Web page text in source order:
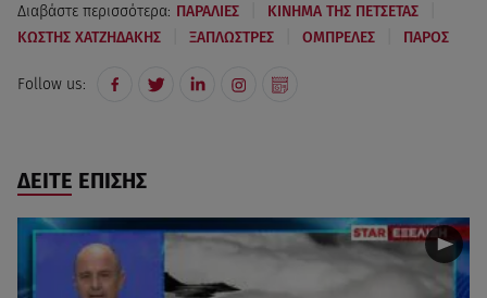
Διαβάστε περισσότερα: ΠΑΡΑΛΙΕΣ ΚΙΝΗΜΑ ΤΗΣ ΠΕΤΣΕΤΑΣ
ΚΩΣΤΗΣ ΧΑΤΖΗΔΑΚΗΣ ΞΑΠΛΩΣΤΡΕΣ ΟΜΠΡΕΛΕΣ ΠΑΡΟΣ
Follow us:
ΔΕΙΤΕ ΕΠΙΣΗΣ